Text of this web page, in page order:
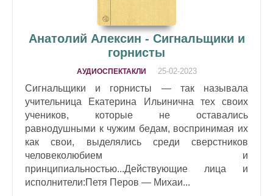
Анатолий Алексин - Сигнальщики и
горнисты
АУДИОСПЕКТАКЛИ 25-02-2023
Сигнальщики и горнисты — так называла
учительница Екатерина Ильинична тех своих
учеников, которые не оставались
равнодушными к чужим бедам, воспринимая их
как свои, выделялись среди сверстников
человеколюбием и
принципиальностью...Действующие лица и
исполнители:Петя Перов — Михаи...